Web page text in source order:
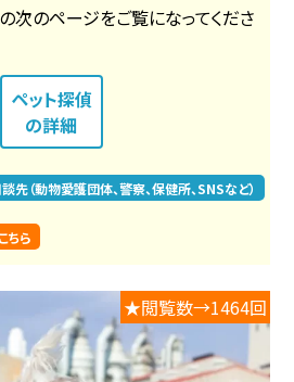
の次のページをご覧になってくださ
ペット探偵
の詳細
（動物愛護団体、警察、保健所、SNSなど）
ちら
★閲覧数→1464回